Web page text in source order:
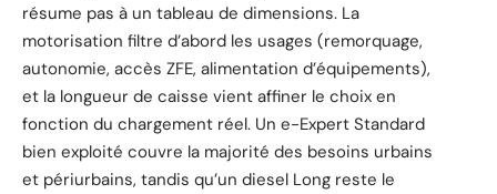
résume pas à un tableau de dimensions. La
motorisation filtre d’abord les usages (remorquage,
autonomie, accès ZFE, alimentation d’équipements),
et la longueur de caisse vient affiner le choix en
fonction du chargement réel. Un e-Expert Standard
bien exploité couvre la majorité des besoins urbains
et périurbains, tandis qu’un diesel Long reste le